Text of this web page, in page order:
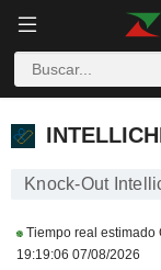
Knock-Out
Tiempo real estimado
19:19:06 07/08/2026